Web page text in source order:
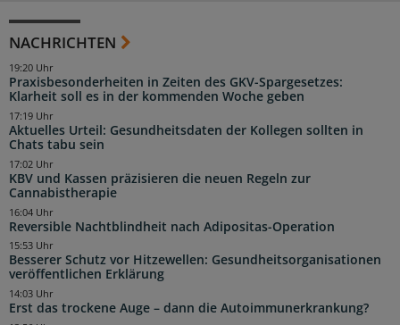
NACHRICHTEN
Praxisbesonderheiten in Zeiten des GKV-Spargesetzes:
Klarheit soll es in der kommenden Woche geben
19:20 Uhr
Aktuelles Urteil: Gesundheitsdaten der Kollegen sollten in
Chats tabu sein
17:19 Uhr
KBV und Kassen präzisieren die neuen Regeln zur
Cannabistherapie
17:02 Uhr
Reversible Nachtblindheit nach Adipositas-Operation
16:04 Uhr
Besserer Schutz vor Hitzewellen: Gesundheitsorganisationen
veröffentlichen Erklärung
15:53 Uhr
Erst das trockene Auge – dann die Autoimmunerkrankung?
14:03 Uhr